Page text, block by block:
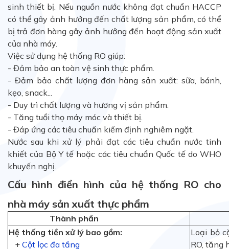
sinh thiết bị. Nếu nguồn nước không đạt chuẩn HACCP
có thể gây ảnh hưởng đến chất lượng sản phẩm, có thể
bị trả đơn hàng gây ảnh hưởng đến hoạt động sản xuất
của nhà máy.
Việc sử dụng hệ thống RO giúp:
- Đảm bảo an toàn vệ sinh thực phẩm.
- Đảm bảo chất lượng đơn hàng sản xuất: sữa, bánh,
kẹo, snack...
- Duy trì chất lượng và hương vị sản phẩm.
- Tăng tuổi thọ máy móc và thiết bị.
- Đáp ứng các tiêu chuẩn kiểm định nghiêm ngặt.
Nước sau khi xử lý phải đạt các tiêu chuẩn nước tinh
khiết của Bộ Y tế hoặc các tiêu chuẩn Quốc tế do WHO
khuyến nghị.
Cấu hình điển hình của hệ thống RO cho
nhà máy sản xuất thực phẩm
Thành phần
Hệ thống tiền xử lý bao gồm:
+ Cột lọc đa tầng
Loại bỏ
RO, tăng